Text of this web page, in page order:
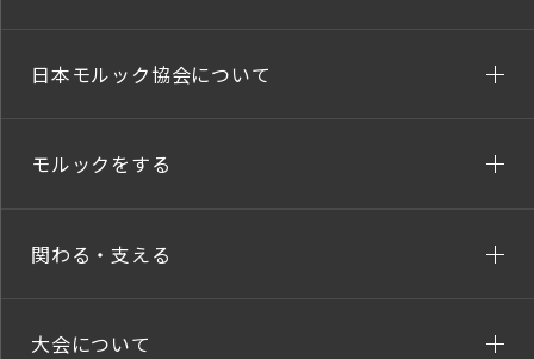
日本モルック協会について
モルックをする
関わる・支える
大会について